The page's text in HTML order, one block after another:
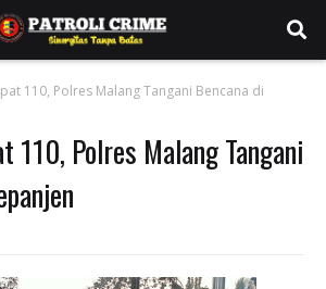
110, Polres Malang Tangani Bencana di
110, Polres Malang Tangani